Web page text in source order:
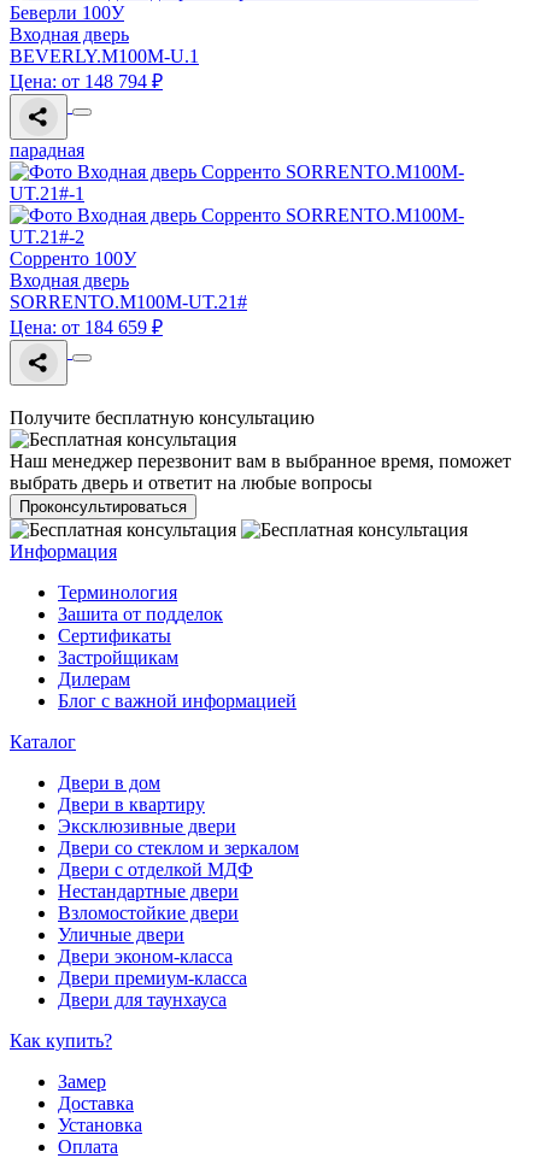
Беверли 100У
Входная дверь
BEVERLY.M100M-U.1
Цена: от 148 794 ₽
парадная
Сорренто 100У
Входная дверь
SORRENTO.M100M-UT.21#
Цена: от 184 659 ₽
Получите бесплатную консультацию
Наш менеджер перезвонит вам в выбранное время, поможет
выбрать дверь и ответит на любые вопросы
Проконсультироваться
Информация
Терминология
Зашита от подделок
Сертификаты
Застройщикам
Дилерам
Блог с важной информацией
Каталог
Двери в дом
Двери в квартиру
Эксклюзивные двери
Двери со стеклом и зеркалом
Двери с отделкой МДФ
Нестандартные двери
Взломостойкие двери
Уличные двери
Двери эконом-класса
Двери премиум-класса
Двери для таунхауса
Как купить?
Замер
Доставка
Установка
Оплата